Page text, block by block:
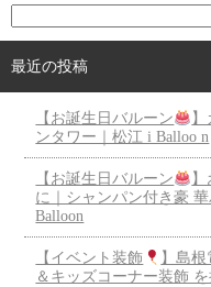
最近の投稿
【お誕生日バルーン
ンタワー｜松江 i Balloo n
【お誕生日バルーン
に｜シャンパン付き豪
Balloon
【イベント装飾
】島
＆キッズコーナー装飾